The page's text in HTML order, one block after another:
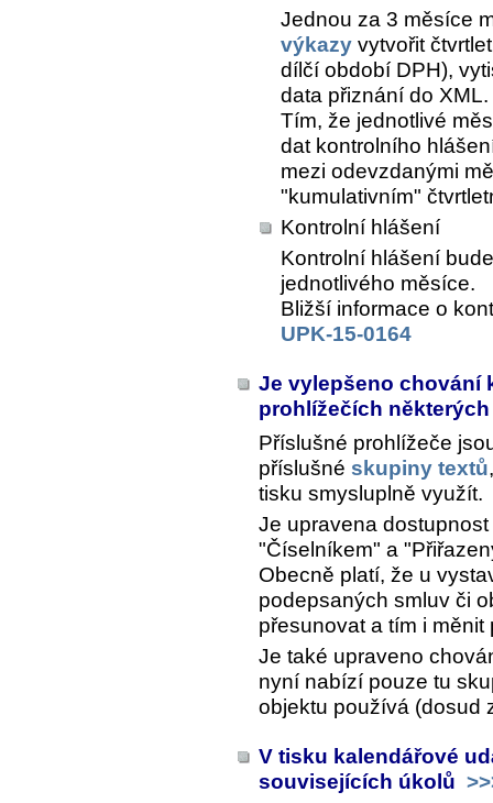
Jednou za 3 měsíce
výkazy vytvořit
dílčí období DPH),
data přiznání do XML.
Tím, že jednotlivé
dat kontrolního
mezi odevzdanými
"kumulativním"
Kontrolní hlášení
Kontrolní hlášení
jednotlivého měsíce.
Bližší informace o
UPK-15-0164
Je vylepšeno chování
prohlížečích
Příslušné prohlížeče
příslušné skupiny textů
tisku smysluplně využít.
Je upravena
"Číselníkem" a
Obecně platí, že u
podepsaných smluv či
přesunovat a tím i
Je také upraveno
nyní nabízí pouze tu
objektu používá (dosud
V tisku kalendářové
souvisejících úkolů